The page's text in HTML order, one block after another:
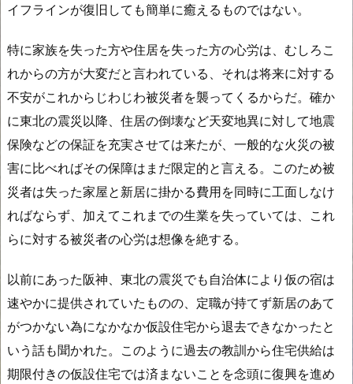
イフラインが復旧しても簡単に癒えるものではない。
特に家族を失った方や住居を失った方の心労は、むしろこ
れからの方が大変だと言われている、それは将来に対する
不安がこれからじわじわ被災者を襲ってくるからだ。確か
に東北の震災以降、住居の倒壊など天変地異に対して地震
保険などの保証を充実させては来たが、一般的な火災の被
害に比べればその保障はまだ限定的と言える。このため被
災者は失った家屋と新居に掛かる費用を同時に工面しなけ
ればならず、加えてこれまでの生業を失っていては、これ
らに対する被災者の心労は想像を絶する。
以前にあった阪神、東北の震災でも自治体により仮の宿は
速やかに提供されていたものの、定職が持てず新居のあて
がつかない為になかなか仮設住宅から退去できなかったと
いう話も聞かれた。このように過去の教訓から住宅供給は
期限付きの仮設住宅では済まないことを念頭に復興を進め